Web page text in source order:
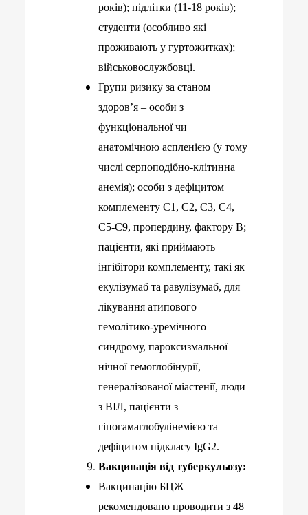
років); підлітки (11-18 років);
студенти (особливо які
проживають у гуртожитках);
військовослужбовці.
Групи ризику за станом
здоров’я – особи з
функціональної чи
анатомічною аспленією (у тому
числі серпоподібно-клітинна
анемія); особи з дефіцитом
комплементу С1, С2, С3, С4,
С5-С9, пропердину, фактору В;
пацієнти, які приймають
інгібітори комплементу, такі як
екулізумаб та равулізумаб, для
лікування атипового
гемолітико-уремічного
синдрому, пароксизмальної
нічної гемоглобінурії,
генералізованої міастенії, люди
з ВІЛ, пацієнти з
гіпогамаглобулінемією та
дефіцитом підкласу IgG2.
Вакцинація від туберкульозу:
Вакцинацію БЦЖ
рекомендовано проводити з 48